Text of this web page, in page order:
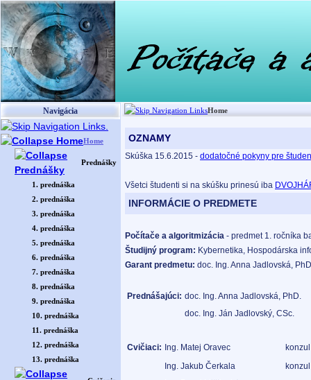
Navigácia
Home
Prednášky
1. prednáška
2. prednáška
3. prednáška
4. prednáška
5. prednáška
6. prednáška
7. prednáška
8. prednáška
9. prednáška
10. prednáška
11. prednáška
12. prednáška
13. prednáška
Home
OZNAMY
Skúška 15.6.2015 - dodatočné pokyny pre
Všetci študenti si na skúšku prinesú iba
INFORMÁCIE O PREDMETE
Počítače a algoritmizácia - predmet 1. ročníka
Študijný program: Kybernetika, Hospodárska
Garant predmetu: doc. Ing. Anna Jadlovská,
Prednášajúci: doc. Ing. Anna Jadlovská, PhD.
doc. Ing. Ján Jadlovský, CSc.
Cvičiaci: Ing. Matej Oravec
Ing. Jakub Čerkala